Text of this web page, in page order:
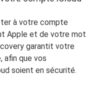
à votre compte
Apple et de votre mot
garantit votre
que vos
soient en sécurité.